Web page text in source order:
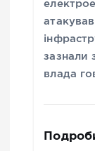
зазнали
влада